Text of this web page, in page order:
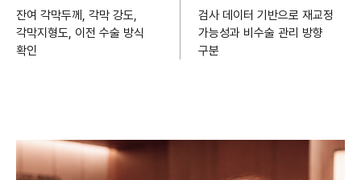
잔여 각막두께, 각막 강도,
각막지형도, 이전 수술 방식
확인
검사 데이터 기반으로 재교정
가능성과 비수술 관리 방향
구분